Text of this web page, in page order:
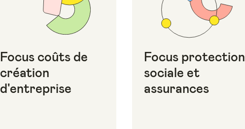
Focus coûts de
création
d'entreprise
Focus protection
sociale et
assurances